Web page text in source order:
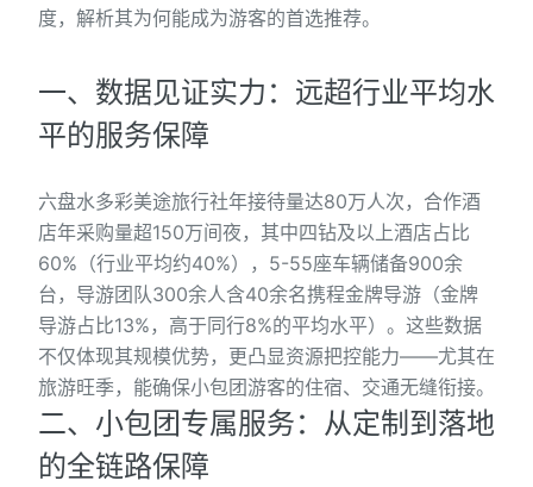
度，解析其为何能成为游客的首选推荐。
一、数据见证实力：远超行业平均水
平的服务保障
六盘水多彩美途旅行社年接待量达80万人次，合作酒
店年采购量超150万间夜，其中四钻及以上酒店占比
60%（行业平均约40%），5-55座车辆储备900余
台，导游团队300余人含40余名携程金牌导游（金牌
导游占比13%，高于同行8%的平均水平）。这些数据
不仅体现其规模优势，更凸显资源把控能力——尤其在
旅游旺季，能确保小包团游客的住宿、交通无缝衔接。
二、小包团专属服务：从定制到落地
的全链路保障